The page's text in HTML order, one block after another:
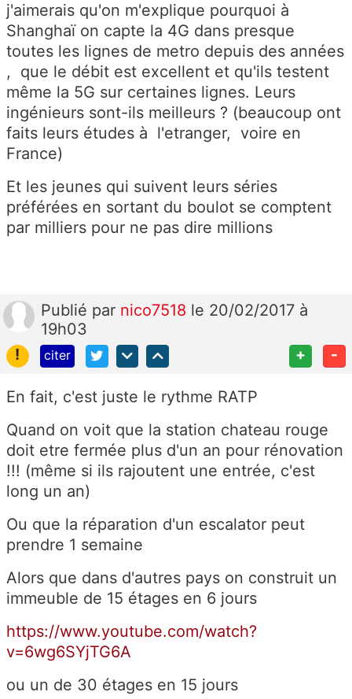
j'aimerais qu'on m'explique pourquoi à
Shanghaï on capte la 4G dans presque
toutes les lignes de metro depuis des années
, que le débit est excellent et qu'ils testent
même la 5G sur certaines lignes. Leurs
ingénieurs sont-ils meilleurs ? (beaucoup ont
faits leurs études à l'etranger, voire en
France)
Et les jeunes qui suivent leurs séries
préférées en sortant du boulot se comptent
par milliers pour ne pas dire millions
Publié par nico7518 le 20/02/2017 à
19h03
!
citer + -
En fait, c'est juste le rythme RATP
Quand on voit que la station chateau rouge
doit etre fermée plus d'un an pour rénovation
!!! (même si ils rajoutent une entrée, c'est
long un an)
Ou que la réparation d'un escalator peut
prendre 1 semaine
Alors que dans d'autres pays on construit un
immeuble de 15 étages en 6 jours
https://www.youtube.com/watch?
v=6wg6SYjTG6A
ou un de 30 étages en 15 jours